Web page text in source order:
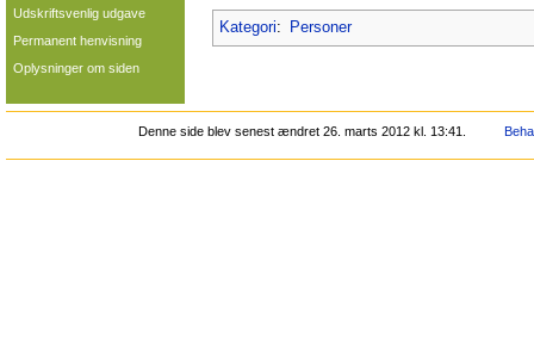
Kategori: Personer
Udskriftsvenlig udgave
Permanent henvisning
Oplysninger om siden
Denne side blev senest ændret 26. marts 2012 kl. 13:41.